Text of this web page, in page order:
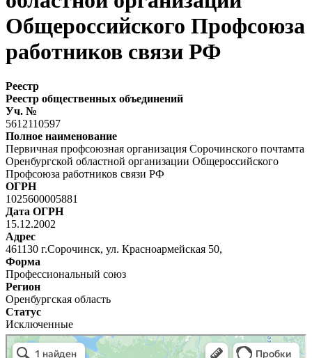
Общероссийского Профсоюза
работников связи РФ
Реестр
Реестр общественных объединений
Уч. №
5612110597
Полное наименование
Первичная профсоюзная организация Сорочинского почтамта
Оренбургской областной организации Общероссийского
Профсоюза работников связи РФ
ОГРН
1025600005881
Дата ОГРН
15.12.2002
Адрес
461130 г.Сорочинск, ул. Красноармейская 50,
Форма
Профессиональный союз
Регион
Оренбургская область
Статус
Исключенные